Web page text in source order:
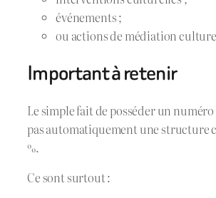
événements ;
ou actions de médiation
Important à retenir
Le simple fait de posséder un numéro
pas automatiquement une structure
%.
Ce sont surtout :